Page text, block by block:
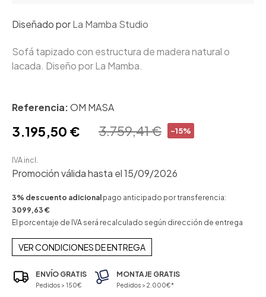
Diseñado porLa Mamba Studio
Sofá tapizado con estructura de madera natural o
lacada. Diseño por La Mamba.
Referencia:OM MASA
-15%
3.759,41 €
3.195,50 €
IVA incl.
Promoción válida hasta el 15/09/2026
3% descuento adicional pago anticipado por transferencia:
3099,63 €
El porcentaje de IVA será recalculado según dirección de entrega
VER CONDICIONES DE ENTREGA
ENVÍO GRATIS
Pedidos > 150€
MONTAJE GRATIS
Pedidos > 2.000€*